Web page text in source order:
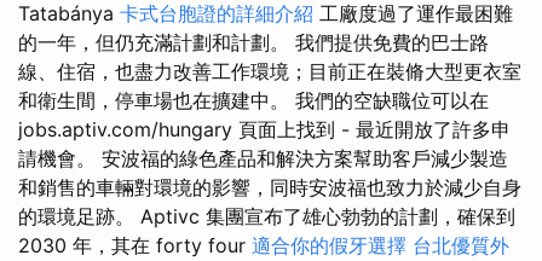
Tatabánya 卡式台胞證的詳細介紹 工廠度過了運作最困難
的一年，但仍充滿計劃和計劃。 我們提供免費的巴士路
線、住宿，也盡力改善工作環境；目前正在裝脩大型更衣室
和衛生間，停車場也在擴建中。 我們的空缺職位可以在
jobs.aptiv.com/hungary 頁面上找到 - 最近開放了許多申
請機會。 安波福的綠色產品和解決方案幫助客戶減少製造
和銷售的車輛對環境的影響，同時安波福也致力於減少自身
的環境足跡。 Aptivc 集團宣布了雄心勃勃的計劃，確保到
2030 年，其在 forty four 適合你的假牙選擇 台北優質外